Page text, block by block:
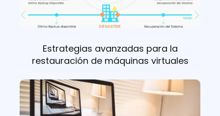
Estrategias avanzadas para la
restauración de máquinas virtuales